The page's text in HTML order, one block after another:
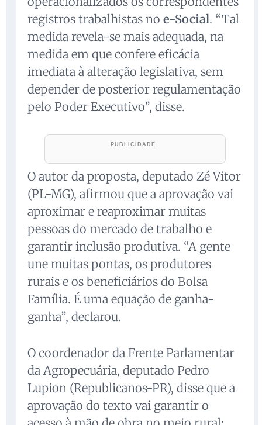
registros trabalhistas no e-Social. “Tal
medida revela-se mais adequada, na
medida em que confere eficácia
imediata à alteração legislativa, sem
depender de posterior regulamentação
pelo Poder Executivo”, disse.
O autor da proposta, deputado Zé Vitor
(PL-MG), afirmou que a aprovação vai
aproximar e reaproximar muitas
pessoas do mercado de trabalho e
garantir inclusão produtiva. “A gente
une muitas pontas, os produtores
rurais e os beneficiários do Bolsa
Família. É uma equação de ganha-
ganha”, declarou.
O coordenador da Frente Parlamentar
da Agropecuária, deputado Pedro
Lupion (Republicanos-PR), disse que a
aprovação do texto vai garantir o